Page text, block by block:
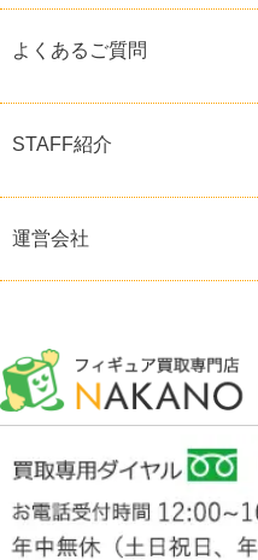
よくあるご質問
STAFF紹介
運営会社